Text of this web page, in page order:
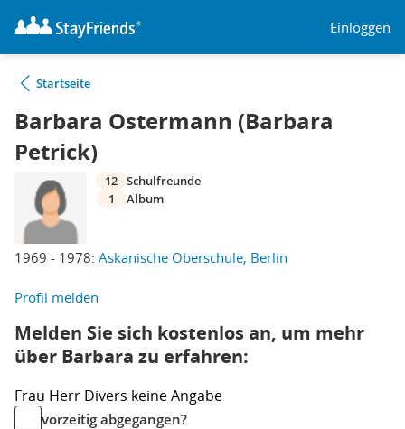
Einloggen
Startseite
Barbara Ostermann (Barbara
Petrick)
1969 - 1978: Askanische Oberschule, Berlin
12 Schulfreunde
1
Album
Profil melden
Melden Sie sich kostenlos an, um mehr
über Barbara zu erfahren:
Frau Herr Divers keine Angabe
vorzeitig abgegangen?